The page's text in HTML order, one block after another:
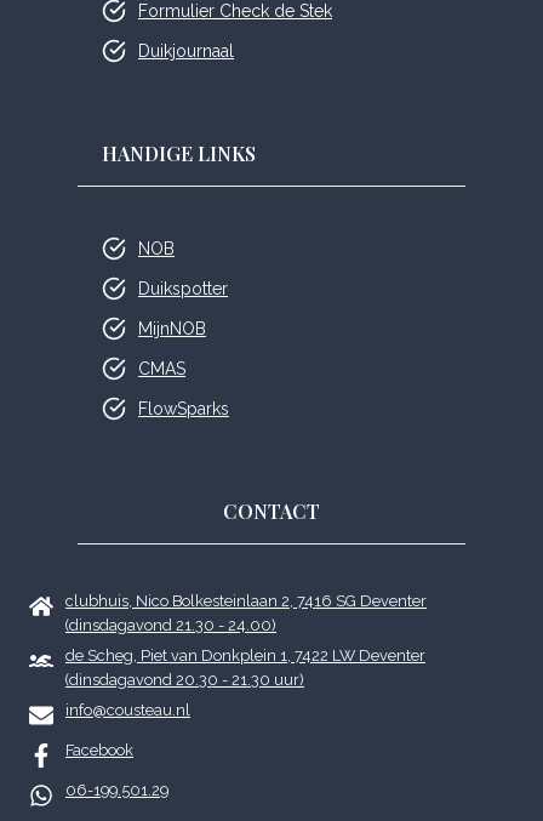
Formulier Check de Stek
Duikjournaal
HANDIGE LINKS
NOB
Duikspotter
MijnNOB
CMAS
FlowSparks
CONTACT
clubhuis, Nico Bolkesteinlaan 2, 7416 SG Deventer
(dinsdagavond 21.30 - 24.00)
de Scheg, Piet van Donkplein 1, 7422 LW Deventer
(dinsdagavond 20.30 - 21.30 uur)
info@cousteau.nl
Facebook
06-199.501.29